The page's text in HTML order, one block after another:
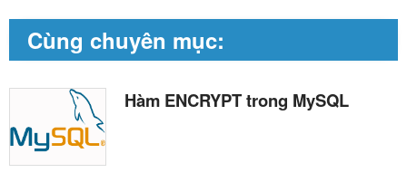
Cùng chuyên mục:
Hàm ENCRYPT trong MySQL